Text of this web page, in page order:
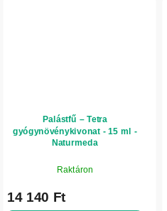
Palástfű – Tetra
gyógynövénykivonat - 15 ml -
Naturmeda
Raktáron
14 140 Ft